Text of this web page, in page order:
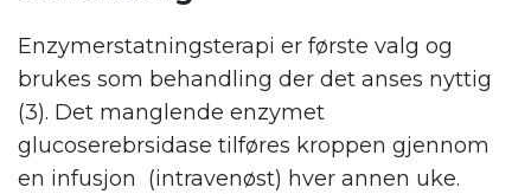
Enzymerstatningsterapi er første valg og
brukes som behandling der det anses nyttig
(3). Det manglende enzymet
glucoserebrsidase tilføres kroppen gjennom
en infusjon (intravenøst) hver annen uke.